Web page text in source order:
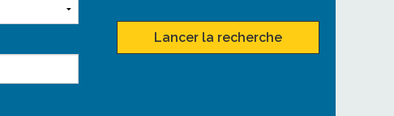
Lancer la recherche